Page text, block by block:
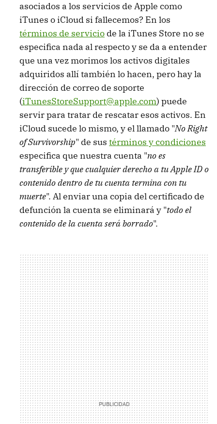
asociados a los servicios de Apple como
iTunes o iCloud si fallecemos? En los
términos de servicio de la iTunes Store no se
especifica nada al respecto y se da a entender
que una vez morimos los activos digitales
adquiridos allí también lo hacen, pero hay la
dirección de correo de soporte
(iTunesStoreSupport@apple.com) puede
servir para tratar de rescatar esos activos. En
iCloud sucede lo mismo, y el llamado "No Right
of Survivorship" de sus términos y condiciones
especifica que nuestra cuenta "no es
transferible y que cualquier derecho a tu Apple ID o
contenido dentro de tu cuenta termina con tu
muerte". Al enviar una copia del certificado de
defunción la cuenta se eliminará y "todo el
contenido de la cuenta será borrado".